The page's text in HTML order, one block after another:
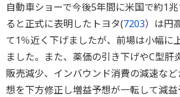
自動車ショーで今後5年間に米国で約1
ると正式に表明したトヨタ(7203）は円
て1％近く下げましたが、前場は小幅に
ました。また、薬価の引き下げやC型肝
販売減少、インバウンド消費の減速な
想を下方修正し増益予想が一転して減